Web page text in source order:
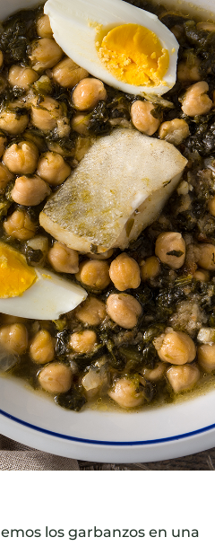
los garbanzos en una